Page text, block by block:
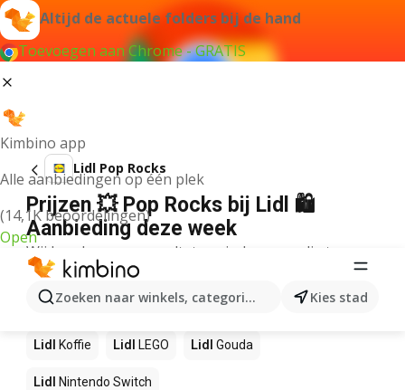
Altijd de actuele folders bij de hand
Toevoegen aan Chrome - GRATIS
Kimbino app
Alle aanbiedingen op één plek
(14,1K beoordelingen)
Open
Zoeken naar winkels, categorieën, producten...
Kies stad
Lidl Pop Rocks
Prijzen 💥 Pop Rocks bij Lidl 🛍️
Aanbieding deze week
Wij konden geen resultaten vinden voor die term.
Andere producten in winkels Lidl
Lidl Lidl Sushi Mango
Lidl Koffie Lidl LEGO Lidl Gouda
Lidl Nintendo Switch